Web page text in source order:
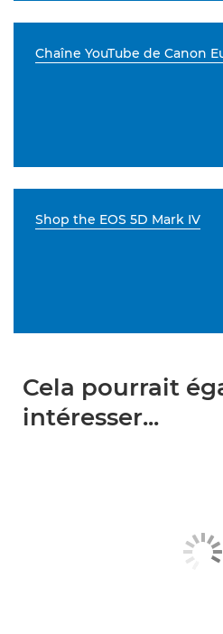
Chaîne YouTube de Canon
Shop the EOS 5D Mark IV
Cela pourrait
intéresser...